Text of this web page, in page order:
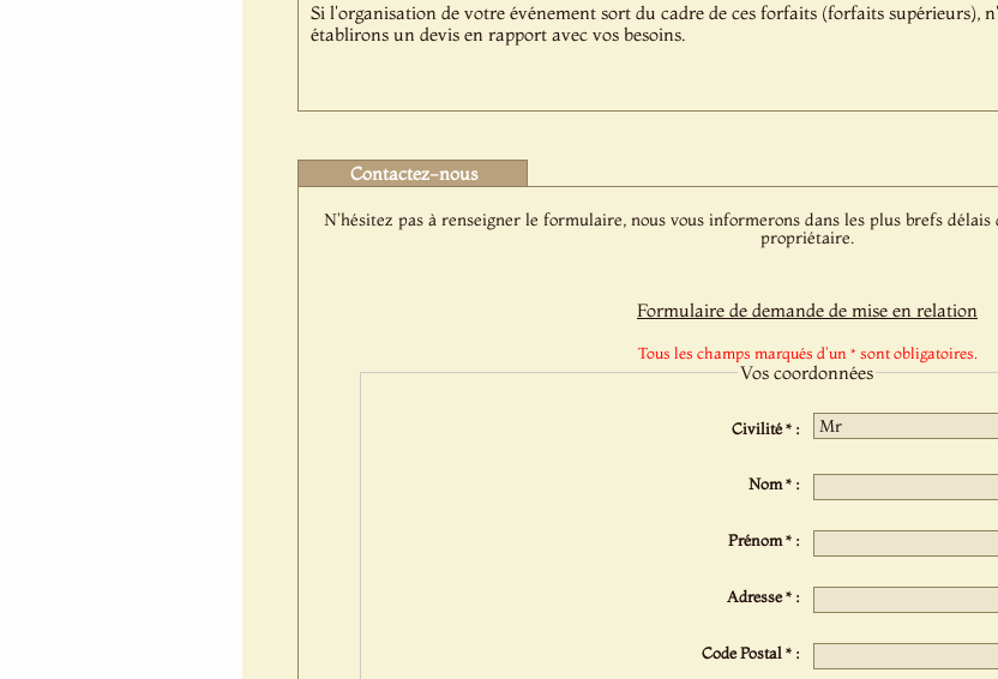
Si l'organisation de votre événement sort du cadre de ces forfaits (forfaits supérieurs),
établirons un devis en rapport avec vos besoins.
Contactez-nous
N'hésitez pas à renseigner le formulaire, nous vous informerons dans les plus brefs
propriétaire.
Formulaire de demande de mise en relation
Tous les champs marqués d'un * sont obligatoires.
Vos coordonnées
Civilité * :
Nom * :
Prénom * :
Adresse * :
Code Postal * :